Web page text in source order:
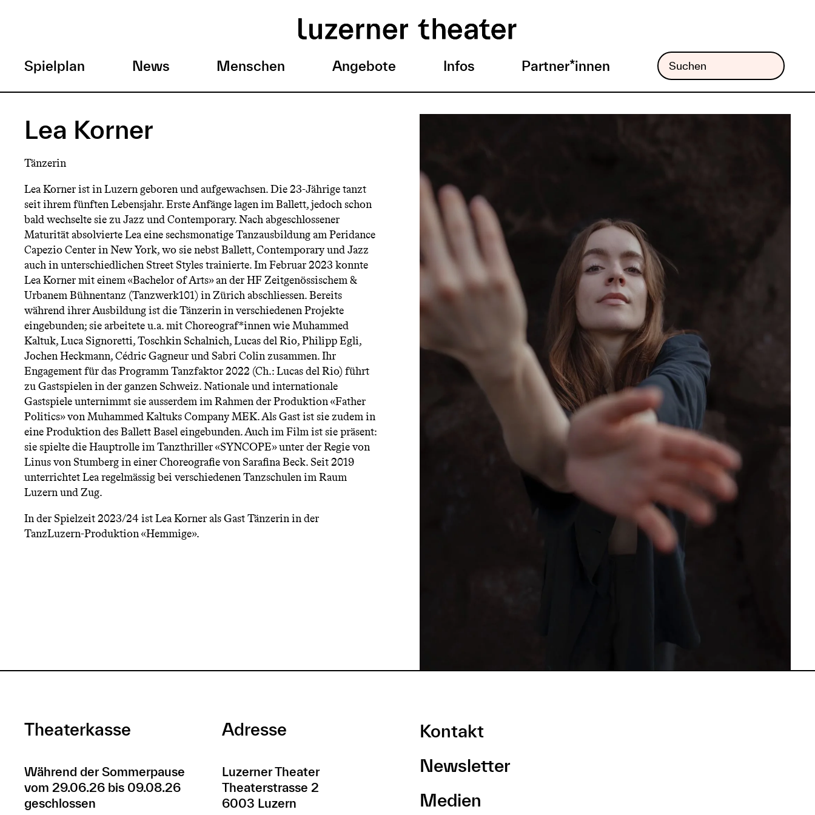
H
a
u
p
t
m
e
n
ü
Spielplan News Menschen Angebote Infos Partner*innen
Lea Korner
Tänzerin
Lea Korner ist in Luzern geboren und aufgewachsen. Die 23-Jährige tanzt
seit ihrem fünften Lebensjahr. Erste Anfänge lagen im Ballett, jedoch schon
bald wechselte sie zu Jazz und Contemporary. Nach abgeschlossener
Maturität absolvierte Lea eine sechsmonatige Tanzausbildung am Peridance
Capezio Center in New York, wo sie nebst Ballett, Contemporary und Jazz
auch in unterschiedlichen Street Styles trainierte. Im Februar 2023 konnte
Lea Korner mit einem «Bachelor of Arts» an der HF Zeitgenössischem &
Urbanem Bühnentanz (Tanzwerk101) in Zürich abschliessen. Bereits
während ihrer Ausbildung ist die Tänzerin in verschiedenen Projekte
eingebunden; sie arbeitete u.a. mit Choreograf*innen wie Muhammed
Kaltuk, Luca Signoretti, Toschkin Schalnich, Lucas del Rio, Philipp Egli,
Jochen Heckmann, Cédric Gagneur und Sabri Colin zusammen. Ihr
Engagement für das Programm Tanzfaktor 2022 (Ch.: Lucas del Rio) führt
zu Gastspielen in der ganzen Schweiz. Nationale und internationale
Gastspiele unternimmt sie ausserdem im Rahmen der Produktion «Father
Politics» von Muhammed Kaltuks Company MEK. Als Gast ist sie zudem in
eine Produktion des Ballett Basel eingebunden. Auch im Film ist sie präsent:
sie spielte die Hauptrolle im Tanzthriller «SYNCOPE» unter der Regie von
Linus von Stumberg in einer Choreografie von Sarafina Beck. Seit 2019
unterrichtet Lea regelmässig bei verschiedenen Tanzschulen im Raum
Luzern und Zug.
In der Spielzeit 2023/24 ist Lea Korner als Gast Tänzerin in der
TanzLuzern-Produktion «Hemmige».
Theaterkasse
Während der Sommerpause
vom 29.06.26 bis 09.08.26
geschlossen
Adresse
Luzerner Theater
Theaterstrasse 2
6003 Luzern
Kontakt
Newsletter
Medien